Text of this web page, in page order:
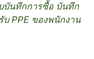
บันทึกการซื้อ บันทึก
PPE ของพนักงาน